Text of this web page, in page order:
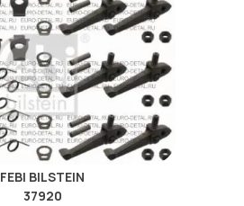
FEBI BILSTEIN
37920